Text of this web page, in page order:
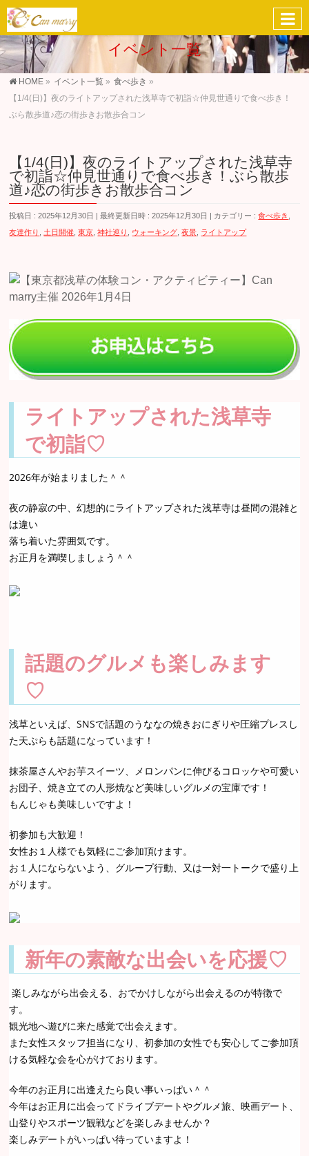
イベント一覧
HOME » イベント一覧 » 食べ歩き »
【1/4(日)】夜のライトアップされた浅草寺で初詣☆仲見世通りで食べ歩き！
ぶら散歩道♪恋の街歩きお散歩合コン
【1/4(日)】夜のライトアップされた浅草寺
で初詣☆仲見世通りで食べ歩き！ぶら散歩
道♪恋の街歩きお散歩合コン
投稿日 : 2025年12月30日 最終更新日時 : 2025年12月30日 カテゴリー :食べ歩き
友達作り
土日開催 ,東京 ,神社巡り ウォーキング ,夜景 ライトアップ
ライトアップされた浅草寺
で初詣♡
2026年が始まりました＾＾
夜の静寂の中、幻想的にライトアップされた浅草寺は昼間の混雑と
は違い
落ち着いた雰囲気です。
お正月を満喫しましょう＾＾
話題のグルメも楽しみます
♡
浅草といえば、SNSで話題のうななの焼きおにぎりや圧縮プレスし
た天ぷらも話題になっています！
抹茶屋さんやお芋スイーツ、メロンパンに伸びるコロッケや可愛い
お団子、焼き立ての人形焼など美味しいグルメの宝庫です！
もんじゃも美味しいですよ！
初参加も大歓迎！
女性お１人様でも気軽にご参加頂けます。
お１人にならないよう、グループ行動、又は一対一トークで盛り上
がります。
新年の素敵な出会いを応援♡
楽しみながら出会える、おでかけしながら出会えるのが特徴で
す。
観光地へ遊びに来た感覚で出会えます。
また女性スタッフ担当になり、初参加の女性でも安心してご参加頂
ける気軽な会を心がけております。
今年のお正月に出逢えたら良い事いっぱい＾＾
今年はお正月に出会ってドライブデートやグルメ旅、映画デート、
山登りやスポーツ観戦などを楽しみませんか？
楽しみデートがいっぱい待っていますよ！